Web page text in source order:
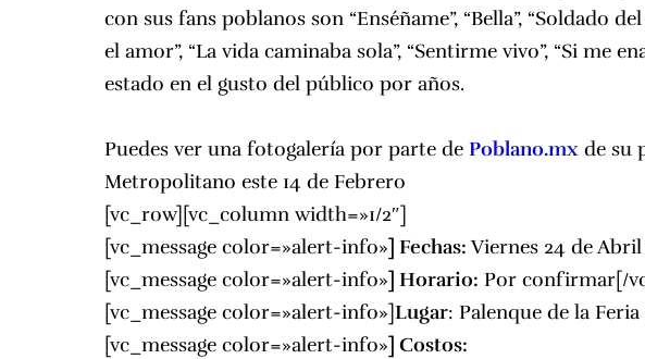
con sus fans poblanos son “Enséñame”, “Bella”, “Soldado
el amor”, “La vida caminaba sola”, “Sentirme vivo”, “Si me
estado en el gusto del público por años.
Puedes ver una fotogalería por parte dePoblano.mx de su
Metropolitano este 14 de Febrero
[vc_row][vc_column width=»1/2″]
[vc_message color=»alert-info»]Fechas:Viernes 24 de Abril
[vc_message color=»alert-info»]Horario: Por confirmar[/
[vc_message color=»alert-info»]Lugar:Palenque de la
[vc_message color=»alert-info»]Costos: